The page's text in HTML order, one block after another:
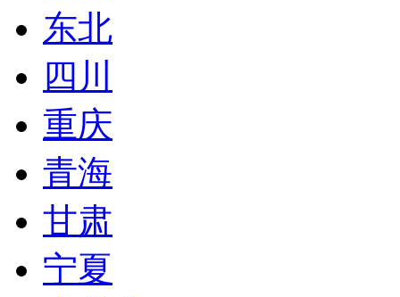
东北
四川
重庆
青海
甘肃
宁夏